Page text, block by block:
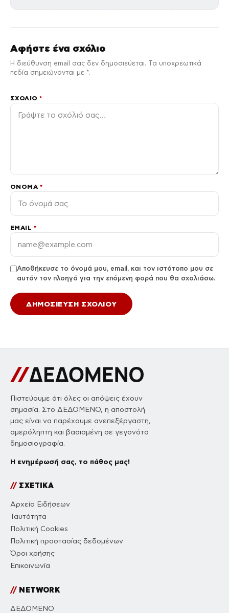
Αφήστε ένα σχόλιο
Η διεύθυνση email σας δεν δημοσιεύεται. Τα υποχρεωτικά
πεδία σημειώνονται με *.
ΣΧΌΛΙΟ*
ΌΝΟΜΑ *
EMAIL *
Αποθήκευσε το όνομά μου, email, και τον ιστότοπο μου σε
αυτόν τον πλοηγό για την επόμενη φορά που θα σχολιάσω.
Πιστεύουμε ότι όλες οι απόψεις έχουν
σημασία. Στο ΔΕΔΟΜΕΝΟ, η αποστολή
μας είναι να παρέχουμε ανεπεξέργαστη,
αμερόληπτη και βασισμένη σε γεγονότα
δημοσιογραφία.
Η ενημέρωσή σας, το πάθος μας!
//ΣΧΕΤΙΚΑ
Αρχείο Ειδήσεων
Ταυτότητα
Πολιτική Cookies
Πολιτική προστασίας δεδομένων
Όροι χρήσης
Επικοινωνία
//NETWORK
ΔΕΔΟΜΕΝΟ